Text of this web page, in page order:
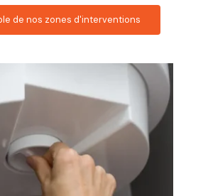
de nos zones d'interventions